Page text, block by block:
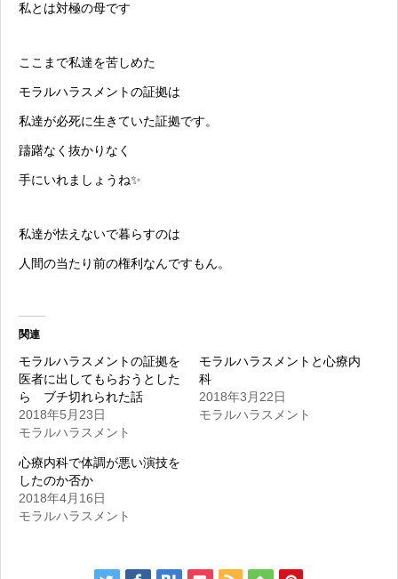
私とは対極の母です
ここまで私達を苦しめた
モラルハラスメントの証拠は
私達が必死に生きていた証拠です。
躊躇なく抜かりなく
手にいれましょうね✨
私達が怯えないで暮らすのは
人間の当たり前の権利なんですもん。
関連
モラルハラスメントの証拠を
医者に出してもらおうとした
ら ブチ切れられた話
2018年5月23日
モラルハラスメント
モラルハラスメントと心療内
科
2018年3月22日
モラルハラスメント
心療内科で体調が悪い演技を
したのか否か
2018年4月16日
モラルハラスメント